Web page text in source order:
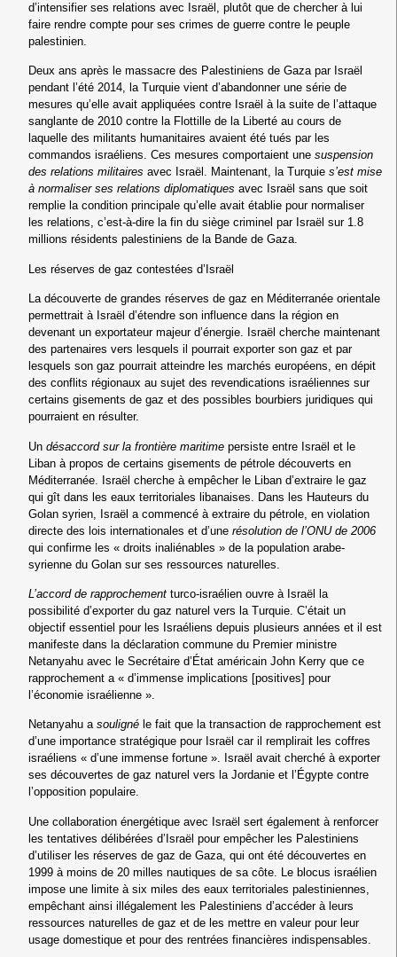
d’intensifier ses relations avec Israël, plutôt que de chercher à lui
faire rendre compte pour ses crimes de guerre contre le peuple
palestinien.
Deux ans après le massacre des Palestiniens de Gaza par Israël
pendant l’été 2014, la Turquie vient d’abandonner une série de
mesures qu’elle avait appliquées contre Israël à la suite de l’attaque
sanglante de 2010 contre la Flottille de la Liberté au cours de
laquelle des militants humanitaires avaient été tués par les
commandos israéliens. Ces mesures comportaient une suspension
des relations militaires avec Israël. Maintenant, la Turquie s’est mise
à normaliser ses relations diplomatiques avec Israël sans que soit
remplie la condition principale qu’elle avait établie pour normaliser
les relations, c’est-à-dire la fin du siège criminel par Israël sur 1.8
millions résidents palestiniens de la Bande de Gaza.
Les réserves de gaz contestées d’Israël
La découverte de grandes réserves de gaz en Méditerranée orientale
permettrait à Israël d’étendre son influence dans la région en
devenant un exportateur majeur d’énergie. Israël cherche maintenant
des partenaires vers lesquels il pourrait exporter son gaz et par
lesquels son gaz pourrait atteindre les marchés européens, en dépit
des conflits régionaux au sujet des revendications israéliennes sur
certains gisements de gaz et des possibles bourbiers juridiques qui
pourraient en résulter.
Un désaccord sur la frontière maritime persiste entre Israël et le
Liban à propos de certains gisements de pétrole découverts en
Méditerranée. Israël cherche à empêcher le Liban d’extraire le gaz
qui gît dans les eaux territoriales libanaises. Dans les Hauteurs du
Golan syrien, Israël a commencé à extraire du pétrole, en violation
directe des lois internationales et d’une résolution de l’ONU de 2006
qui confirme les « droits inaliénables » de la population arabe-
syrienne du Golan sur ses ressources naturelles.
L’accord de rapprochement turco-israélien ouvre à Israël la
possibilité d’exporter du gaz naturel vers la Turquie. C’était un
objectif essentiel pour les Israéliens depuis plusieurs années et il est
manifeste dans la déclaration commune du Premier ministre
Netanyahu avec le Secrétaire d’État américain John Kerry que ce
rapprochement a « d’immense implications [positives] pour
l’économie israélienne ».
Netanyahu a souligné le fait que la transaction de rapprochement est
d’une importance stratégique pour Israël car il remplirait les coffres
israéliens « d’une immense fortune ». Israël avait cherché à exporter
ses découvertes de gaz naturel vers la Jordanie et l’Égypte contre
l’opposition populaire.
Une collaboration énergétique avec Israël sert également à renforcer
les tentatives délibérées d’Israël pour empêcher les Palestiniens
d’utiliser les réserves de gaz de Gaza, qui ont été découvertes en
1999 à moins de 20 milles nautiques de sa côte. Le blocus israélien
impose une limite à six miles des eaux territoriales palestiniennes,
empêchant ainsi illégalement les Palestiniens d’accéder à leurs
ressources naturelles de gaz et de les mettre en valeur pour leur
usage domestique et pour des rentrées financières indispensables.